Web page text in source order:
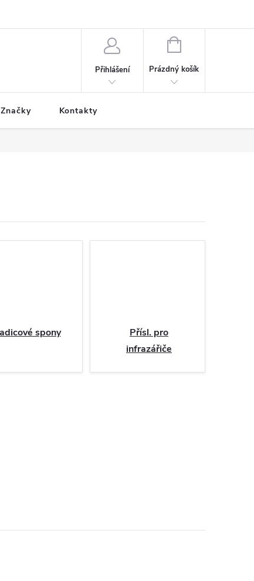
Přihlášení
NÁKUPNÍ
Prázdný košík
Značky Kontakty
spony
Přísl. pro
infrazářiče